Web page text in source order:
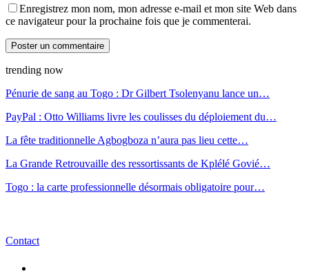
Enregistrez mon nom, mon adresse e-mail et mon site Web dans
ce navigateur pour la prochaine fois que je commenterai.
trending now
Pénurie de sang au Togo : Dr Gilbert Tsolenyanu lance un…
PayPal : Otto Williams livre les coulisses du déploiement du…
La fête traditionnelle Agbogboza n’aura pas lieu cette…
La Grande Retrouvaille des ressortissants de Kplélé Govié…
Togo : la carte professionnelle désormais obligatoire pour…
Contact